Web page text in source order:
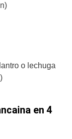
o lechuga
en 4